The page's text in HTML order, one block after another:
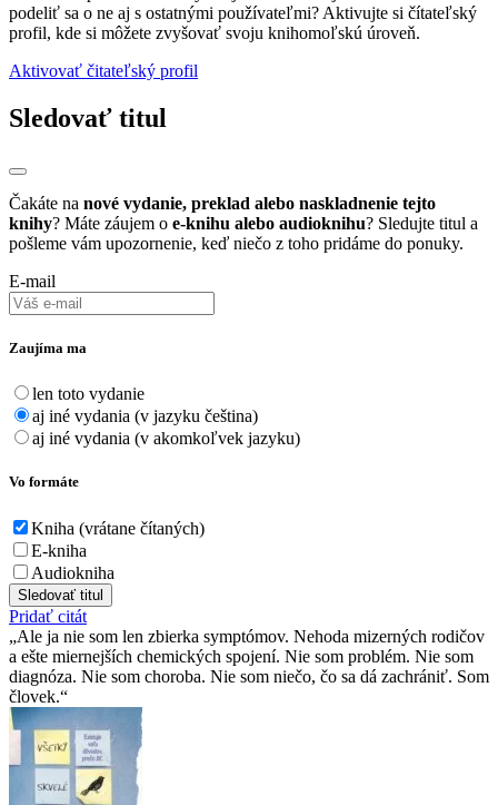
podeliť sa o ne aj s ostatnými používateľmi? Aktivujte si čítateľský
profil, kde si môžete zvyšovať svoju knihomoľskú úroveň.
Aktivovať čitateľský profil
Sledovať titul
Čakáte na nové vydanie, preklad alebo naskladnenie tejto
knihy? Máte záujem o e-knihu alebo audioknihu? Sledujte titul a
pošleme vám upozornenie, keď niečo z toho pridáme do ponuky.
E-mail
Zaujíma ma
len toto vydanie
aj iné vydania (v jazyku čeština)
aj iné vydania (v akomkoľvek jazyku)
Vo formáte
Kniha (vrátane čítaných)
E-kniha
Audiokniha
Sledovať titul
Pridať citát
Ale ja nie som len zbierka symptómov. Nehoda mizerných rodičov
a ešte miernejších chemických spojení. Nie som problém. Nie som
diagnóza. Nie som choroba. Nie som niečo, čo sa dá zachrániť. Som
človek.